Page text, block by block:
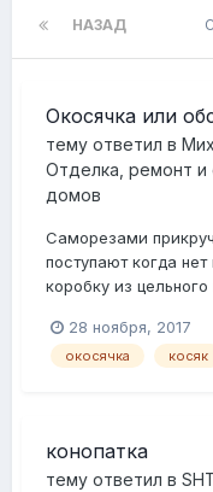
НАЗАД
Окосячка или
тему ответил в
Отделка, ремонт и
домов
Саморезами
поступают когда
коробку из
28 ноября, 2017
окосячка косяк
конопатка
тему ответил в